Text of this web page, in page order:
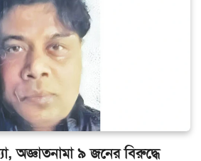
অজ্ঞাতনামা ৯ জনের বিরুদ্ধে